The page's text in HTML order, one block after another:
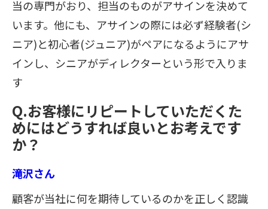
当の専門がおり、担当のものがアサインを決めて
います。他にも、アサインの際には必ず経験者(シ
ニア)と初心者(ジュニア)がペアになるようにアサ
インし、シニアがディレクターという形で入りま
す
Q.お客様にリピートしていただくた
めにはどうすれば良いとお考えです
か？
滝沢さん
顧客が当社に何を期待しているのかを正しく認識